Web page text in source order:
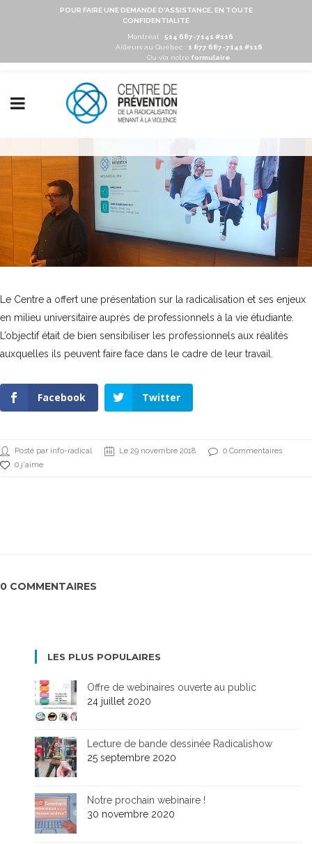
POUR FAIRE UNE DEMANDE D'ASSISTANCE, EN TOUTE
CONFIDENTIALITÉ
Montréal : 514 687-7141 #116
Ailleurs au Québec :
1 877 687-7141 #116
Ou via notre formulaire
Le Centre a offert une présentation sur la radicalisation et ses enjeux
en milieu universitaire auprès de professionnels à la vie étudiante.
L’objectif était de bien sensibiliser les professionnels aux réalités
auxquelles ils peuvent faire face dans le cadre de leur travail.
Facebook Twitter
Posté par info-radical Le 29 novembre 2018
0 Commentaires
0 j'aime
0 COMMENTAIRES
LES PLUS POPULAIRES
Offre de webinaires ouverte au public
24 juillet 2020
Lecture de bande dessinée Radicalishow
25 septembre 2020
Notre prochain webinaire !
30 novembre 2020